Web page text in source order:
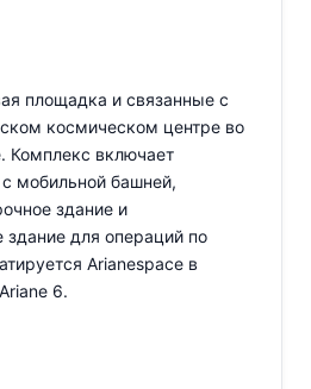
площадка и связанные с
космическом центре во
Комплекс включает
мобильной башней,
здание и
здание для операций по
Arianespace в
6.